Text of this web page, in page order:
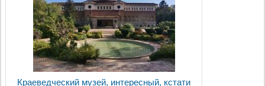
Краеведческий музей, интересный, кстати